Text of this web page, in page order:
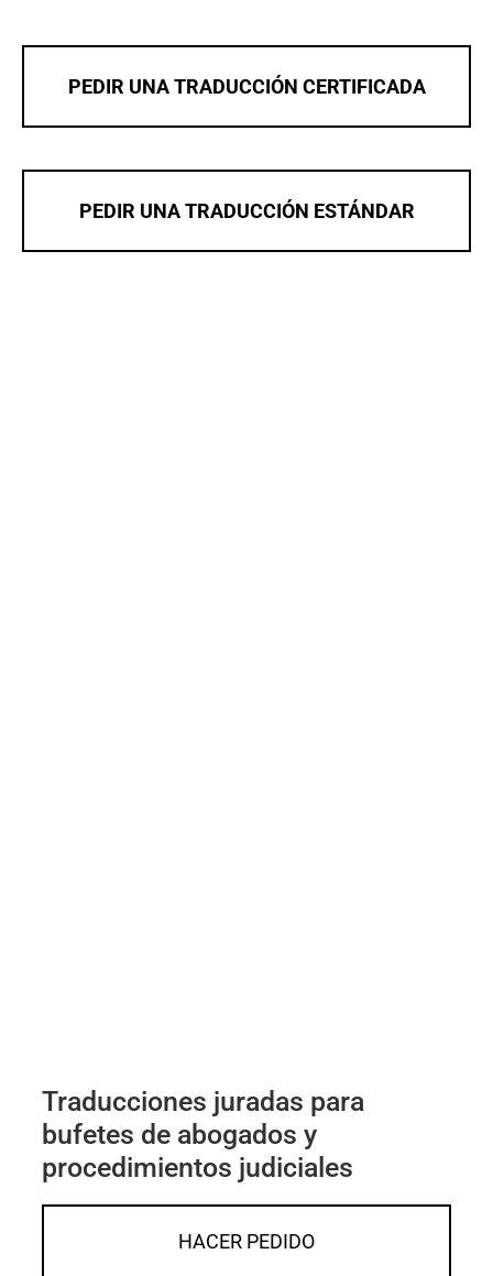
PEDIR UNA TRADUCCIÓN CERTIFICADA
PEDIR UNA TRADUCCIÓN ESTÁNDAR
Traducciones juradas para
bufetes de abogados y
procedimientos judiciales
HACER PEDIDO